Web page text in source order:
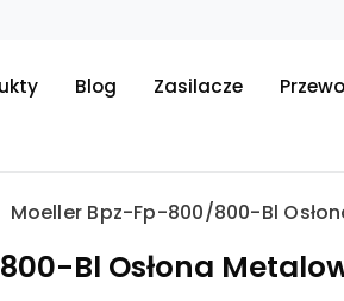
Blog Zasilacze
Moeller Bpz-Fp-800/800-Bl
Bl Osłona